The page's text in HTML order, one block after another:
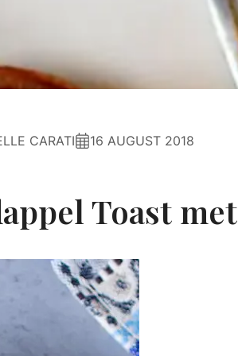
CARATI 16 AUGUST 2018
Toast